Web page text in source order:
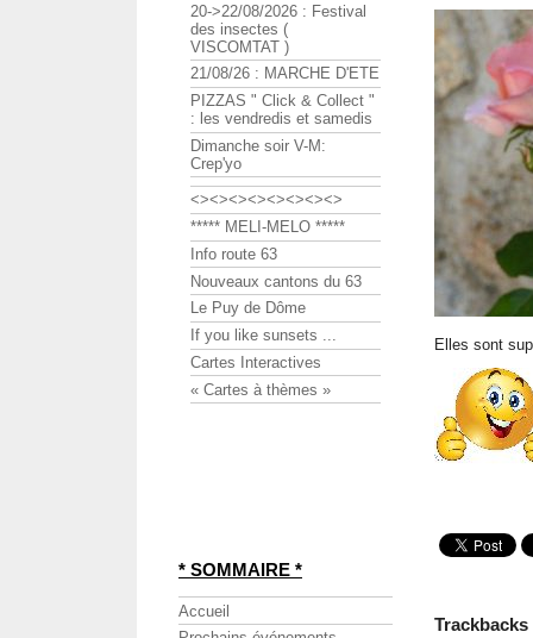
Elles sont
Trackbacks
20->22/08/2026 : Festival
des insectes (
VISCOMTAT )
21/08/26 : MARCHE D'ETE
PIZZAS " Click & Collect "
: les vendredis et samedis
Dimanche soir V-M:
Crep'yo
<><><><><><><><>
***** MELI-MELO *****
Info route 63
Nouveaux cantons du 63
Le Puy de Dôme
If you like sunsets ...
Cartes Interactives
« Cartes à thèmes »
* SOMMAIRE *
Accueil